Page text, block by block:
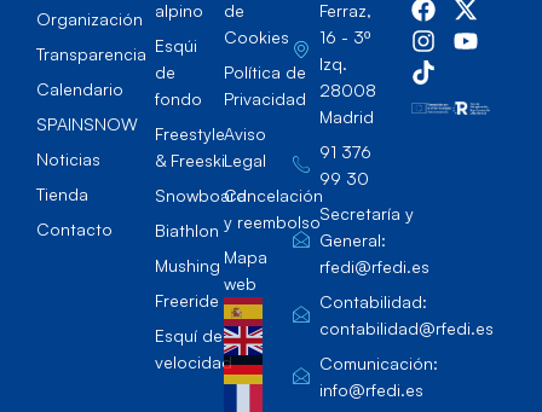
Organización
Transparencia
Calendario
SPAINSNOW
Noticias
Tienda
Contacto
alpino
Esqúi
de
fondo
Freestyle
& Freeski
Snowboard
Biathlon
Mushing
Freeride
Esquí de
velocidad
de
Cookies
Política de
Privacidad
Aviso
Legal
Cancelación
y reembolso
Mapa
web
Ferraz,
16 - 3º
Izq.
28008
Madrid
91 376
99 30
Secretaría y
General:
rfedi@rfedi.es
Contabilidad:
contabilidad@rfedi.es
Comunicación:
info@rfedi.es